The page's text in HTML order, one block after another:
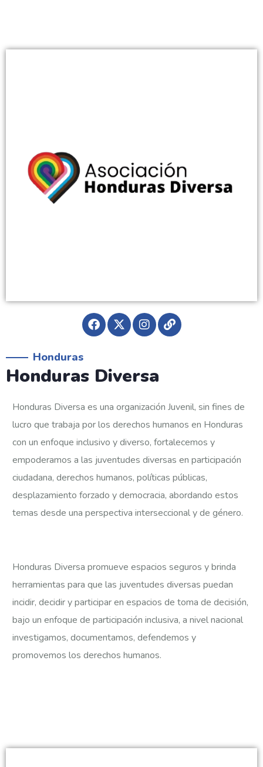
Honduras
Honduras Diversa
Honduras Diversa es una organización Juvenil, sin fines de
lucro que trabaja por los derechos humanos en Honduras
con un enfoque inclusivo y diverso, fortalecemos y
empoderamos a las juventudes diversas en participación
ciudadana, derechos humanos, políticas públicas,
desplazamiento forzado y democracia, abordando estos
temas desde una perspectiva interseccional y de género.
Honduras Diversa promueve espacios seguros y brinda
herramientas para que las juventudes diversas puedan
incidir, decidir y participar en espacios de toma de decisión,
bajo un enfoque de participación inclusiva, a nivel nacional
investigamos, documentamos, defendemos y
promovemos los derechos humanos.